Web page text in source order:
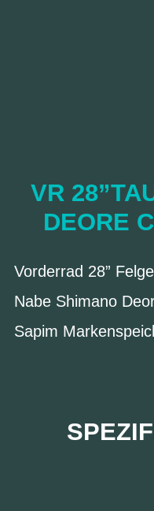
VR
DEORE
Vorderrad 28”
Nabe Shimano
Sapim